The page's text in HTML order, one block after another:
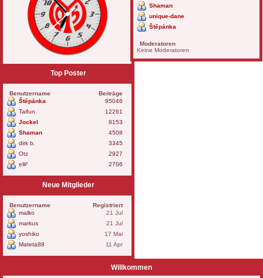
Willkommen
Top Poster
Benutzername
Beiträge
Štěpánka
95046
Taifun
12261
Jockel
8153
Shaman
4508
dirk b.
3345
Otz
2927
elli²
2706
Neue Mitglieder
Benutzername
Registriert
malko
21 Jul
markus
21 Jul
yoshiko
17 Mai
Mateta88
11 Apr
Shaman
unique-dane
Štěpánka
Moderatoren
Keine Moderatoren